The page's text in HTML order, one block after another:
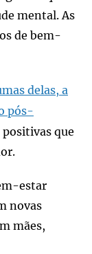
mental. As
de bem-
delas, a
pós-
positivas que
estar
novas
mães,